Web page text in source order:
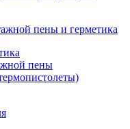
пены и герметика
пены